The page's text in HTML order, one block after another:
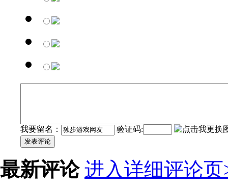
我要留名： 验证码:
发表评论
最新评论 进入详细评论页